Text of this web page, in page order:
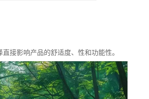
接影响产品的舒适度、性和功能性。